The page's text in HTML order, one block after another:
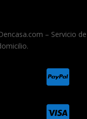
– Servicio

